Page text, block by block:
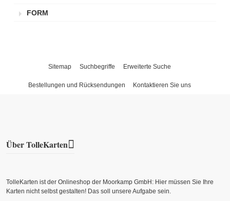
FORM
Sitemap Suchbegriffe Erweiterte Suche
Bestellungen und Rücksendungen Kontaktieren Sie uns
Über TolleKarten
TolleKarten ist der Onlineshop der Moorkamp GmbH: Hier müssen Sie Ihre
Karten nicht selbst gestalten! Das soll unsere Aufgabe sein.